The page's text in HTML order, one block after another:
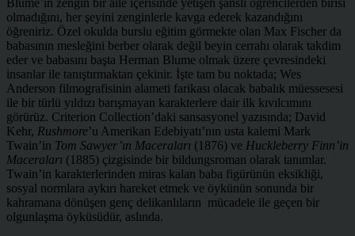
Blume’ın zengin bir aile içerisinde yetişen şanslı öğrencilerden birisi
olmadığını, her şeyini zenginlerle kavga ederek kazandığını
öğreniriz. Özel okulda burslu eğitim görmekte olan Max Fischer da
babasının mesleğini berber olarak değil beyin cerrahı olarak takdim
eder ve babasını başta Herman Blume olmak üzere çevresindeki
insanlar ile tanıştırmaktan çekinir. İşte tam bu noktada; Wes
Anderson filmografisinin alameti farikası olacak babalık müessesesi
ile bir türlü yıldızı barışmayan karakterlere dair ilk kıvılcımını
görürüz. Criterion Collection’daki sansasyonel yazısında; David
Kehr, Rushmore’u Amerikan Edebiyatı’nın usta kalemi Mark
Twain’in Tom Sawyer’ın Maceraları (1876) ve Huckleberry Finn’in
Maceraları (1885) çizgisinde bir bildungsroman olarak tanımlar.
Twain’in karakterlerinden miras kalan baba figürünün eksikliği,
sosyal normlara aykırı hareket etmek ve öykünün sonunda bir
kahramana dönüşen genç delikanlıların mücadele ile geçen bir
olgunlaşma öyküsüdür, aslında.